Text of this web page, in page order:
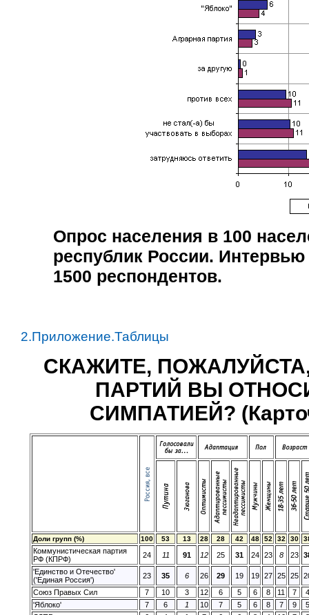
Опрос населения в 100
республик России.
1500 респондентов.
2.Приложение.Таблицы
СКАЖИТЕ,
ПАРТИЙ ВЫ
СИМПАТИЕЙ?
Доли групп (%) 100 53 13 28 28 42 48 52 32 30
Коммунистическая партия
РФ (КПРФ)
24 11 91 12 25 31 24 23 8 23
'Единство и Отечество'
('Единая Россия')
23 35 6 26 29 19 19 27 25 25
Союз Правых Сил
7 10 3 12 6 5 6 8 11 7
4
'Яблоко'
7 6 1 10 7 5 6 8 7 9
5